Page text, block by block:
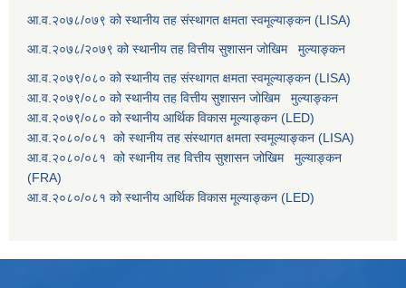
आ.व.२०७८/०७९ को स्थानीय तह संस्थागत क्षमता स्वमूल्याङ्कन (LISA)
आ.व.२०७८/२०७९ को स्थानीय तह वित्तीय सुशासन जोखिम मुल्याङ्कन
आ.व.२०७९/०८० को स्थानीय तह संस्थागत क्षमता स्वमूल्याङ्कन (LISA)
आ.व.२०७९/०८० को स्थानीय तह वित्तीय सुशासन जोखिम मुल्याङ्कन
आ.व.२०७९/०८० को स्थानीय आर्थिक विकास मूल्याङ्कन (LED)
आ.व.२०८०/०८१ को स्थानीय तह संस्थागत क्षमता स्वमूल्याङ्कन (LISA)
आ.व.२०८०/०८१ को स्थानीय तह वित्तीय सुशासन जोखिम मुल्याङ्कन
(FRA)
आ.व.२०८०/०८१ को स्थानीय आर्थिक विकास मूल्याङ्कन (LED)